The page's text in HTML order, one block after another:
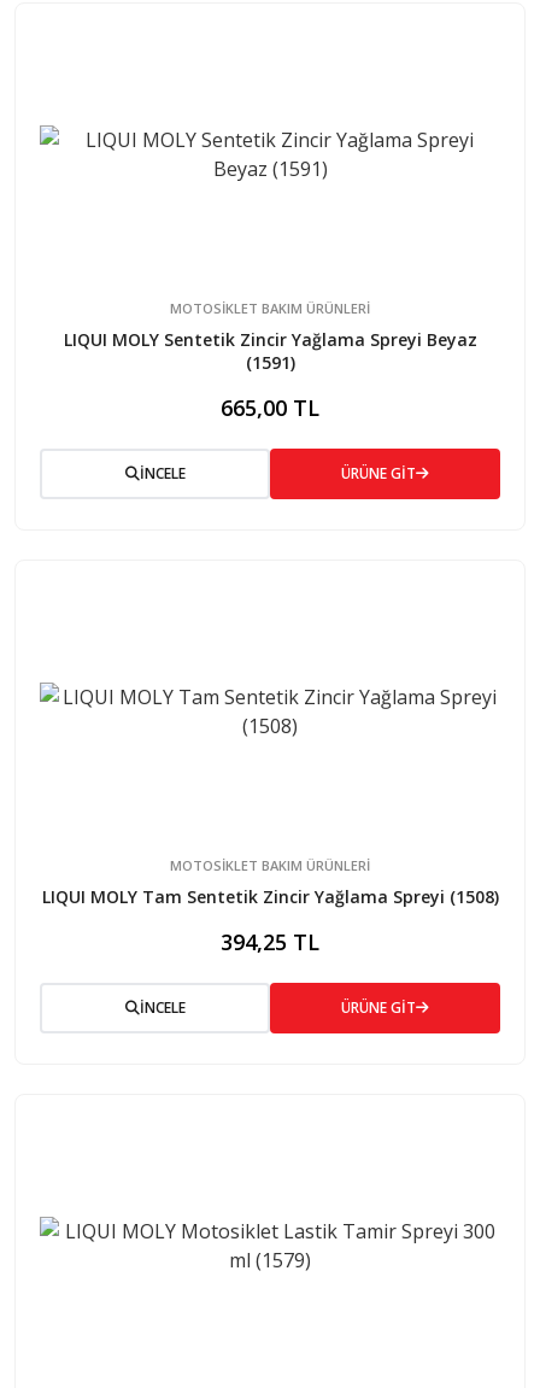
MOTOSİKLET BAKIM ÜRÜNLERİ
LIQUI MOLY Sentetik Zincir Yağlama Spreyi Beyaz
(1591)
665,00 TL
İNCELE ÜRÜNE GİT
MOTOSİKLET BAKIM ÜRÜNLERİ
LIQUI MOLY Tam Sentetik Zincir Yağlama Spreyi (1508)
394,25 TL
İNCELE ÜRÜNE GİT